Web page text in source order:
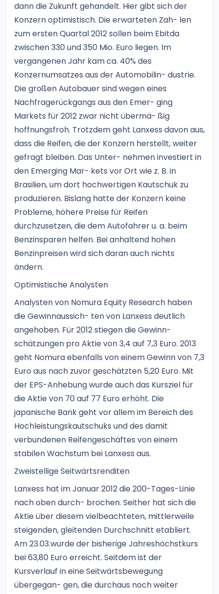
dann die Zukunft gehandelt. Hier gibt sich der
Konzern optimistisch. Die erwarteten Zah- len
zum ersten Quartal 2012 sollen beim Ebitda
zwischen 330 und 350 Mio. Euro liegen. Im
vergangenen Jahr kam ca. 40% des
Konzernumsatzes aus der Automobilin- dustrie.
Die großen Autobauer sind wegen eines
Nachfragerückgangs aus den Emer- ging
Markets für 2012 zwar nicht übermä- ßig
hoffnungsfroh. Trotzdem geht Lanxess davon aus,
dass die Reifen, die der Konzern herstellt, weiter
gefragt bleiben. Das Unter- nehmen investiert in
den Emerging Mar- kets vor Ort wie z. B. in
Brasilien, um dort hochwertigen Kautschuk zu
produzieren. Bislang hatte der Konzern keine
Probleme, höhere Preise für Reifen
durchzusetzen, die dem Autofahrer u. a. beim
Benzinsparen helfen. Bei anhaltend hohen
Benzinpreisen wird sich daran auch nichts
ändern.
Optimistische Analysten
Analysten von Nomura Equity Research haben
die Gewinnaussich- ten von Lanxess deutlich
angehoben. Für 2012 stiegen die Gewinn-
schätzungen pro Aktie von 3,4 auf 7,3 Euro. 2013
geht Nomura ebenfalls von einem Gewinn von 7,3
Euro aus nach zuvor geschätzten 5,20 Euro. Mit
der EPS-Anhebung wurde auch das Kursziel für
die Aktie von 70 auf 77 Euro erhöht. Die
japanische Bank geht vor allem im Bereich des
Hochleistungskautschuks und des damit
verbundenen Reifengeschäftes von einem
stabilen Wachstum bei Lanxess aus.
Zweistellige Seitwärtsrenditen
Lanxess hat im Januar 2012 die 200-Tages-Linie
nach oben durch- brochen. Seither hat sich die
Aktie über diesem vielbeachteten, mittlerweile
steigenden, gleitenden Durchschnitt etabliert.
Am 23.03.wurde der bisherige Jahreshöchstkurs
bei 63,80 Euro erreicht. Seitdem ist der
Kursverlauf in eine Seitwärtsbewegung
übergegan- gen, die durchaus noch weiter